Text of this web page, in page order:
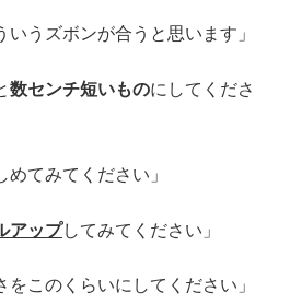
いうズボンが合うと思います」
数センチ短いものにしてくださ
めてみてください」
アップしてみてください」
をこのくらいにしてください」